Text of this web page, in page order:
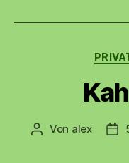
Beitragsautor
Von alex